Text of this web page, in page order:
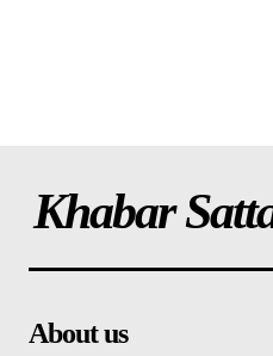
Khabar
About us